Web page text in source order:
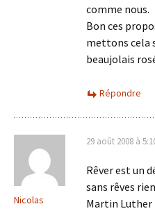
comme nous.
Bon ces
mettons cela
beaujolais
Répondre
Nicolas
29 août 2008 à
Rêver est un
sans rêves
Martin Luther